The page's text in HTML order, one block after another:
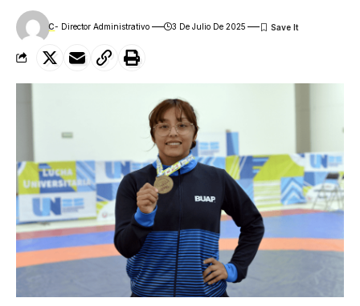
C- Director Administrativo 3 De Julio De 2025